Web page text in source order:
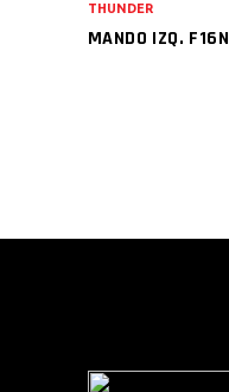
MANDO IZQ. F16N
THUNDER